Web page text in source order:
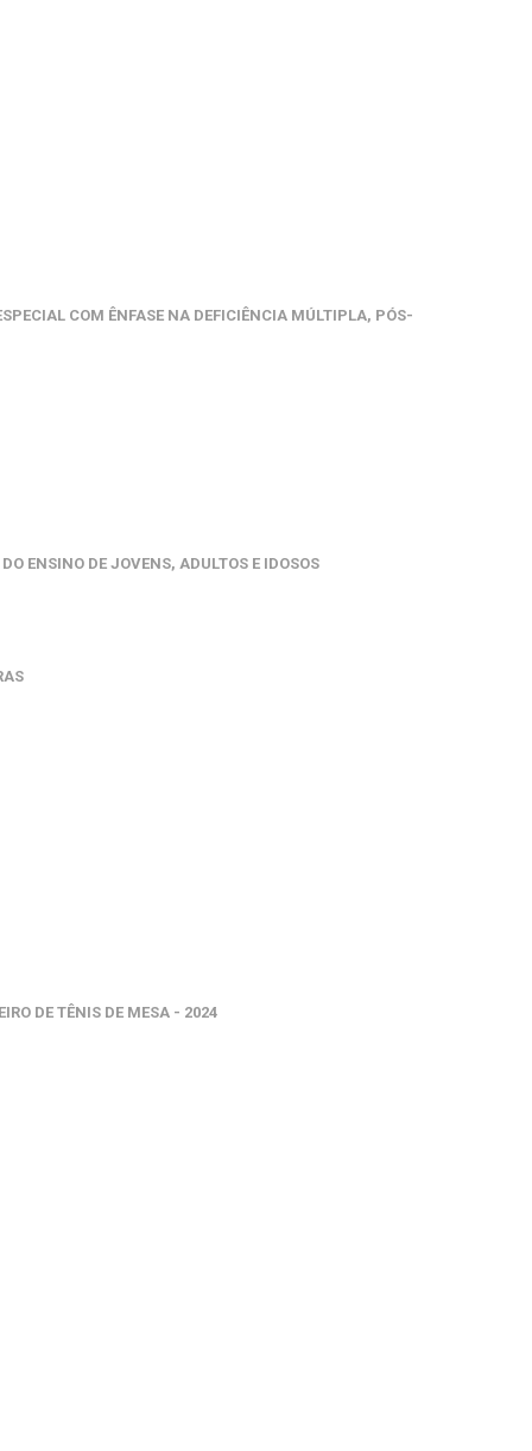
COM ÊNFASE NA DEFICIÊNCIA MÚLTIPLA, PÓS-
ENSINO DE JOVENS, ADULTOS E IDOSOS
DE TÊNIS DE MESA - 2024